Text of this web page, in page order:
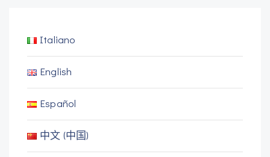
Italiano
English
Español
中文 (中国)